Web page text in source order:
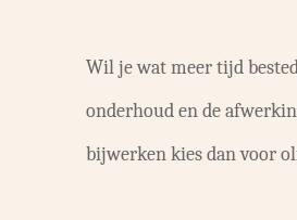
Wil je wat meer tijd
onderhoud en de
bijwerken kies dan voor